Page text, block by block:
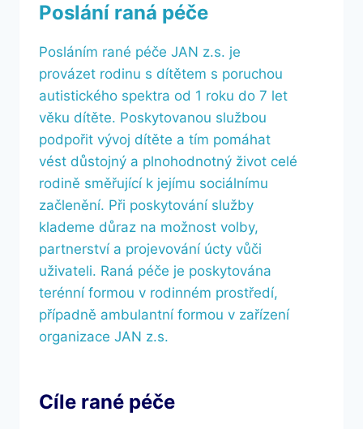
Poslání raná péče
Posláním rané péče JAN z.s. je
provázet rodinu s dítětem s poruchou
autistického spektra od 1 roku do 7 let
věku dítěte. Poskytovanou službou
podpořit vývoj dítěte a tím pomáhat
vést důstojný a plnohodnotný život celé
rodině směřující k jejímu sociálnímu
začlenění. Při poskytování služby
klademe důraz na možnost volby,
partnerství a projevování úcty vůči
uživateli. Raná péče je poskytována
terénní formou v rodinném prostředí,
případně ambulantní formou v zařízení
organizace JAN z.s.
Cíle rané péče